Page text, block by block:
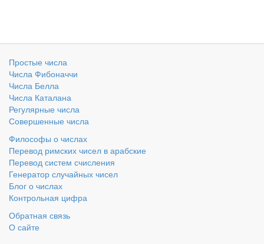
Простые числа
Числа Фибоначчи
Числа Белла
Числа Каталана
Регулярные числа
Совершенные числа
Философы о числах
Перевод римских чисел в арабские
Перевод систем счисления
Генератор случайных чисел
Блог о числах
Контрольная цифра
Обратная связь
О сайте